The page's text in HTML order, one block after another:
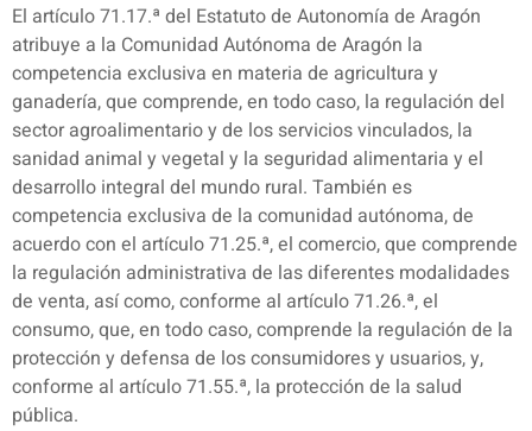
El artículo 71.17.ª del Estatuto de Autonomía de Aragón
atribuye a la Comunidad Autónoma de Aragón la
competencia exclusiva en materia de agricultura y
ganadería, que comprende, en todo caso, la regulación del
sector agroalimentario y de los servicios vinculados, la
sanidad animal y vegetal y la seguridad alimentaria y el
desarrollo integral del mundo rural. También es
competencia exclusiva de la comunidad autónoma, de
acuerdo con el artículo 71.25.ª, el comercio, que comprende
la regulación administrativa de las diferentes modalidades
de venta, así como, conforme al artículo 71.26.ª, el
consumo, que, en todo caso, comprende la regulación de la
protección y defensa de los consumidores y usuarios, y,
conforme al artículo 71.55.ª, la protección de la salud
pública.